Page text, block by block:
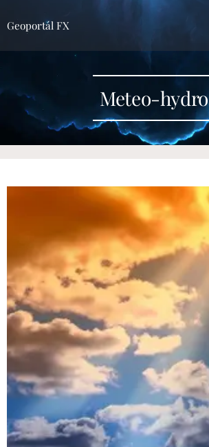
Geoportál FX
Meteo-hydro